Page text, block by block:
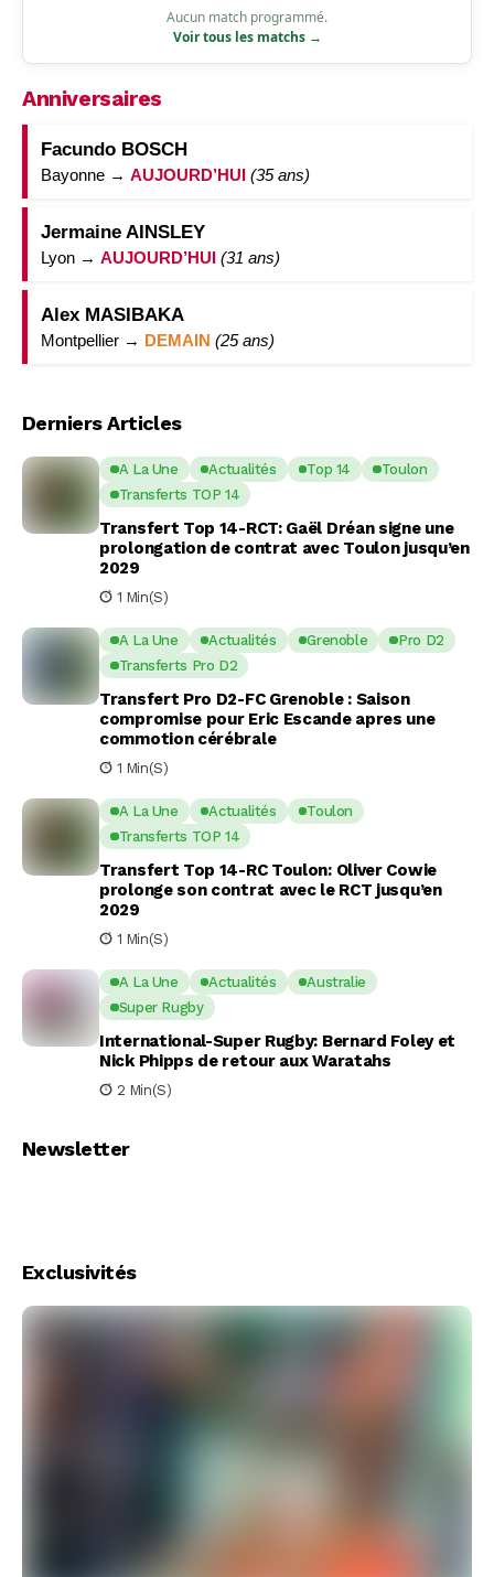
Aucun match programmé.
Voir tous les matchs →
Anniversaires
Facundo BOSCH
Bayonne → AUJOURD’HUI (35 ans)
Jermaine AINSLEY
Lyon → AUJOURD’HUI (31 ans)
Alex MASIBAKA
Montpellier → DEMAIN (25 ans)
Derniers Articles
A La Une Actualités Top 14
Toulon
Transferts TOP 14
Transfert Top 14-RCT: Gaël Dréan signe une
prolongation de contrat avec Toulon jusqu’en
2029
1 Min(s)
A La Une Actualités Grenoble
Pro D2
Transferts Pro D2
Transfert Pro D2-FC Grenoble : Saison
compromise pour Eric Escande apres une
commotion cérébrale
1 Min(s)
A La Une Actualités
Toulon
Transferts TOP 14
Transfert Top 14-RC Toulon: Oliver Cowie
prolonge son contrat avec le RCT jusqu’en
2029
1 Min(s)
A La Une Actualités
Australie
Super Rugby
International-Super Rugby: Bernard Foley et
Nick Phipps de retour aux Waratahs
2 Min(s)
Newsletter
Exclusivités